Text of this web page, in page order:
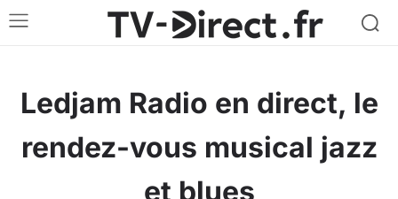
Ledjam Radio en direct, le
rendez-vous musical jazz
et blues